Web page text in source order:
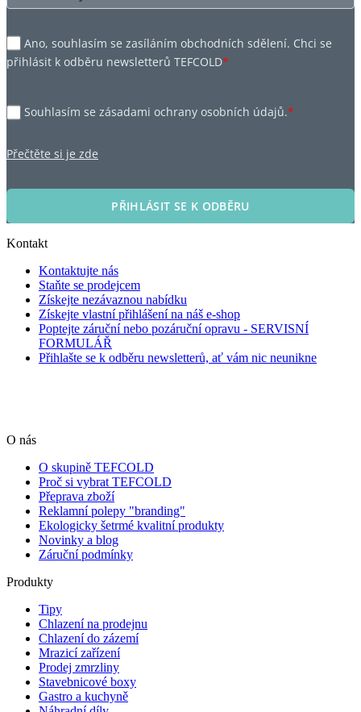
Ano, souhlasím se zasíláním obchodních sdělení. Chci se
přihlásit k odběru newsletterů TEFCOLD*
Souhlasím se zásadami ochrany osobních údajů.*
Přečtěte si je zde
PŘIHLÁSIT SE K ODBĚRU
Kontakt
Kontaktujte nás
Staňte se prodejcem
Získejte nezávaznou nabídku
Získejte vlastní přihlášení na náš e-shop
Poptejte záruční nebo pozáruční opravu - SERVISNÍ
FORMULÁŘ
Přihlašte se k odběru newsletterů, ať vám nic neunikne
O nás
O skupině TEFCOLD
Proč si vybrat TEFCOLD
Přeprava zboží
Reklamní polepy "branding"
Ekologicky šetrmé kvalitní produkty
Novinky a blog
Záruční podmínky
Produkty
Tipy
Chlazení na prodejnu
Chlazení do zázemí
Mrazicí zařízení
Prodej zmrzliny
Stavebnicové boxy
Gastro a kuchyně